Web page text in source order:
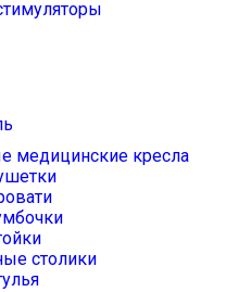
медицинские кресла
столики